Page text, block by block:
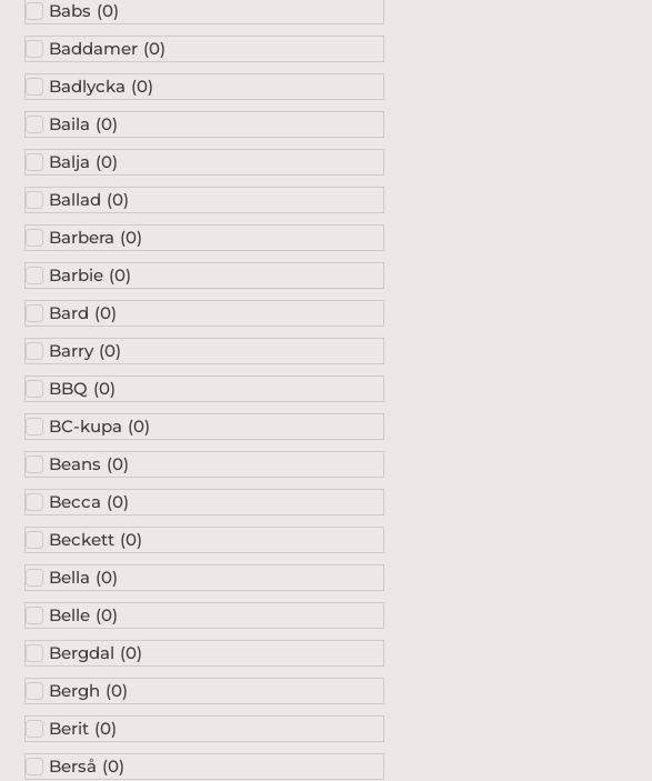
Babs (0)
Baddamer (0)
Badlycka (0)
Baila (0)
Balja (0)
Ballad (0)
Barbera (0)
Barbie (0)
Bard (0)
Barry (0)
BBQ (0)
BC-kupa (0)
Beans (0)
Becca (0)
Beckett (0)
Bella (0)
Belle (0)
Bergdal (0)
Bergh (0)
Berit (0)
Berså (0)